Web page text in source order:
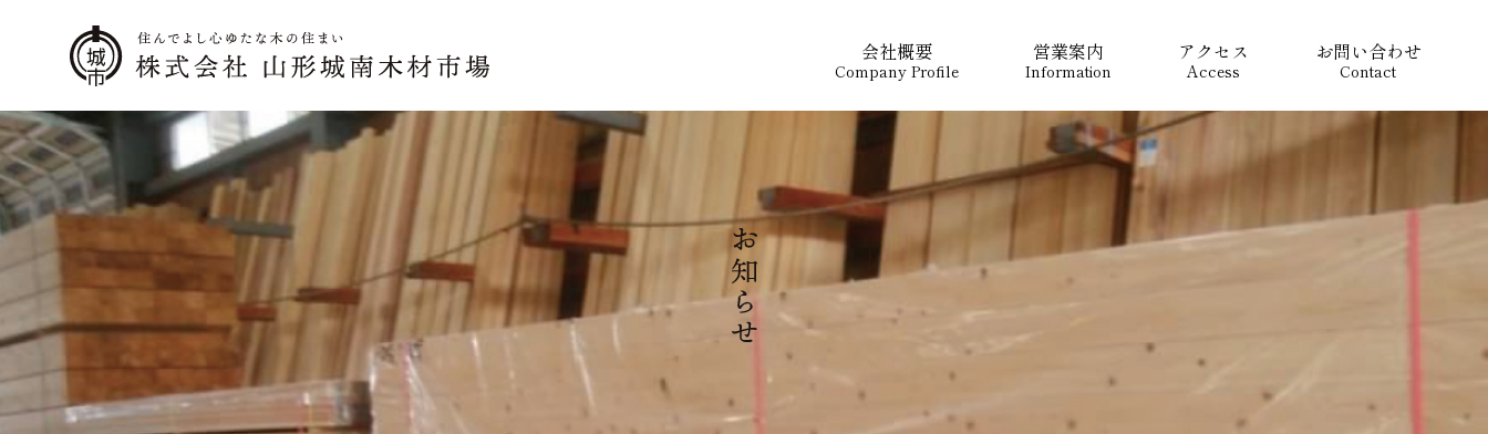
会社概要
Company Profile
営業案内
Information
アクセス
Access
お問い合わせ
Contact